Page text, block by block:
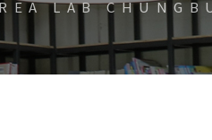
LAB